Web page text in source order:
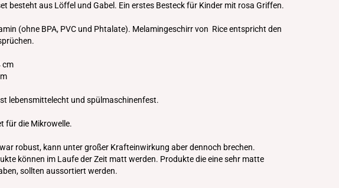
besteht aus Löffel und Gabel. Ein erstes Besteck für Kinder mit rosa Griffen.
(ohne BPA, PVC und Phtalate). Melamingeschirr von Rice entspricht den
cm
lebensmittelecht und spülmaschinenfest.
für die Mikrowelle.
robust, kann unter großer Krafteinwirkung aber dennoch brechen.
können im Laufe der Zeit matt werden. Produkte die eine sehr matte
sollten aussortiert werden.